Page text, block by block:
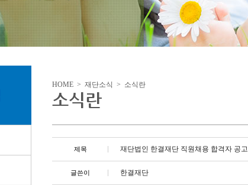
HOME > 재단소식 > 소식란
소식란
제목 재단법인 한결재단 직원채용 합격자 공고
글쓴이 한결재단